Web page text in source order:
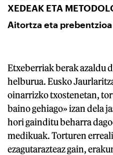
XEDEAK ETA
Aitortza eta prebentzioa
Etxeberriak berak azaldu
helburua. Eusko
oinarrizko txostenetan,
baino gehiago» izan dela
hori gainditu beharra
medikuak. Torturen
ezagutarazteaz gain,